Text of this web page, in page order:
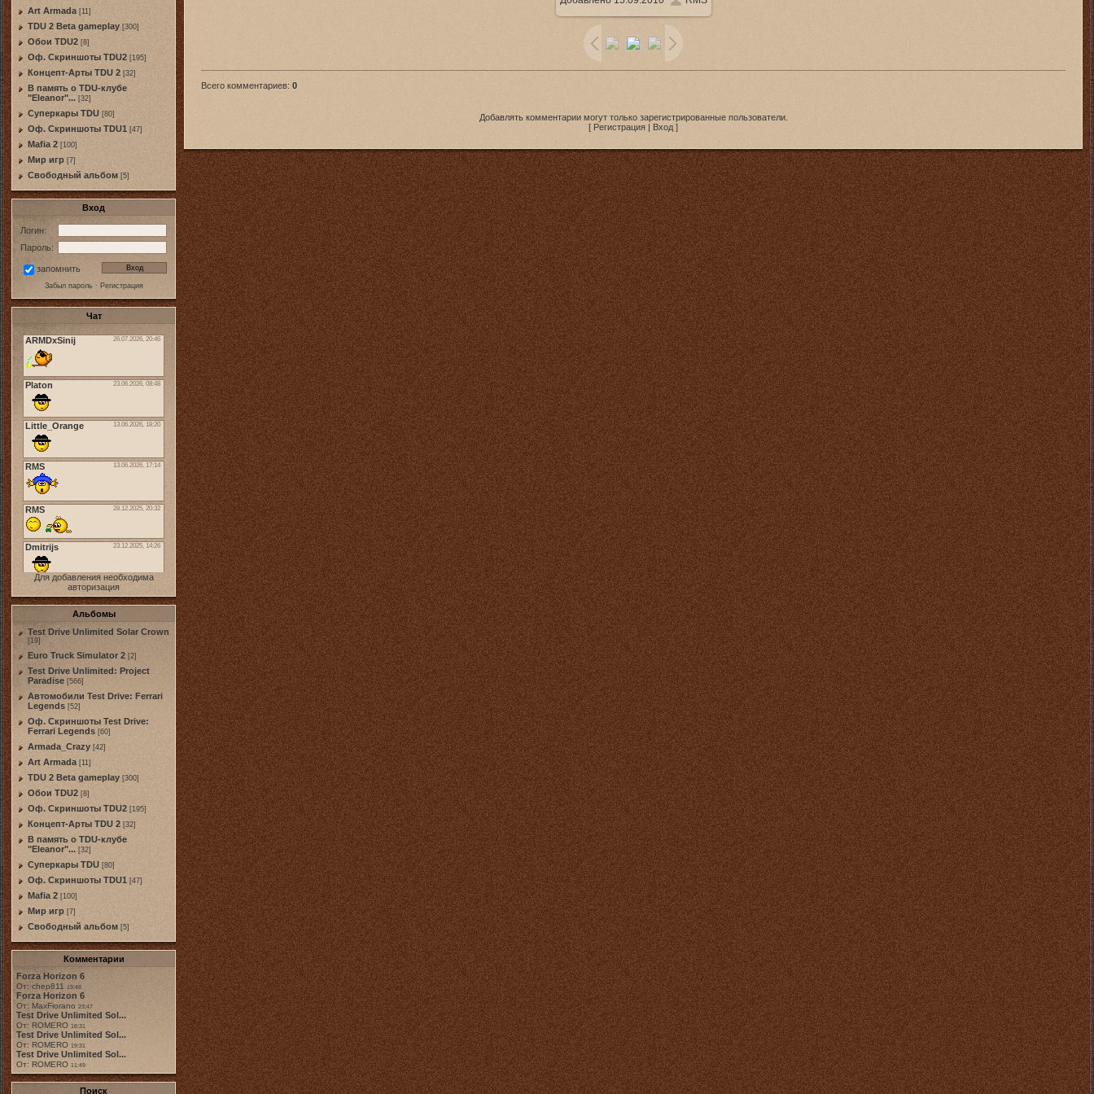
Art Armada [11]
TDU 2 Beta gameplay [300]
Обои TDU2 [8]
Оф. Скриншоты TDU2 [195]
Концепт-Арты TDU 2 [32]
В память о TDU-клубе
"Eleanor"... [32]
Суперкары TDU [80]
Оф. Скриншоты TDU1 [47]
Mafia 2 [100]
Мир игр [7]
Свободный альбом [5]
Вход
Логин:
Пароль:
запомнить
Забыл пароль· Регистрация
Чат
Для добавления необходима
авторизация
Альбомы
Test Drive Unlimited Solar Crown
[19]
Euro Truck Simulator 2 [2]
Test Drive Unlimited: Project
Paradise [566]
Автомобили Test Drive: Ferrari
Legends [52]
Оф. Скриншоты Test Drive:
Ferrari Legends [60]
Armada_Crazy [42]
Art Armada [11]
TDU 2 Beta gameplay [300]
Обои TDU2 [8]
Оф. Скриншоты TDU2 [195]
Концепт-Арты TDU 2 [32]
В память о TDU-клубе
"Eleanor"... [32]
Суперкары TDU [80]
Оф. Скриншоты TDU1 [47]
Mafia 2 [100]
Мир игр [7]
Свободный альбом [5]
Комментарии
Forza Horizon 6
От: chep811 19:48
Forza Horizon 6
От: MaxFiorano 23:47
Test Drive Unlimited Sol...
От: ROMERO 18:31
Test Drive Unlimited Sol...
От: ROMERO 19:31
Test Drive Unlimited Sol...
От: ROMERO 11:49
Поиск
1280x1024/ 96.3Kb
Всего комментариев: 0
Добавлять комментарии могут только зарегистрированные пользователи.
[ Регистрация | Вход ]